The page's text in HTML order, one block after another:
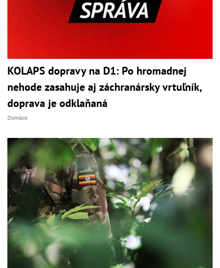
KOLAPS dopravy na D1: Po hromadnej
nehode zasahuje aj záchranársky vrtuľník,
doprava je odklaňaná
Domáce